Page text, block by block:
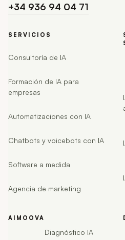
+34 936 94 04 71
SERVICIOS
Consultoría de IA
Formación de IA para
empresas
Automatizaciones con IA
Chatbots y voicebots con IA
Software a medida
Agencia de marketing
AIMOOVA
Diagnóstico IA